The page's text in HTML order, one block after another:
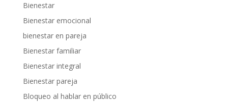
Bienestar
Bienestar emocional
bienestar en pareja
Bienestar familiar
Bienestar integral
Bienestar pareja
Bloqueo al hablar en público